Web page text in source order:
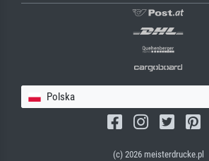
Polska
(c) 2026 meisterdrucke.pl